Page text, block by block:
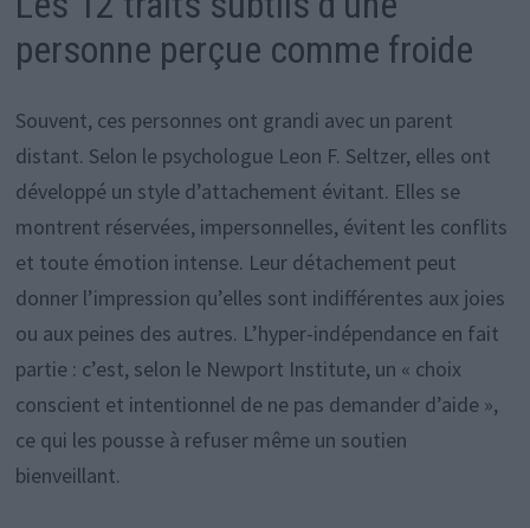
personne perçue comme froide
Souvent, ces personnes ont grandi avec un parent
distant. Selon le psychologue Leon F. Seltzer, elles ont
développé un style d’attachement évitant. Elles se
montrent réservées, impersonnelles, évitent les conflits
et toute émotion intense. Leur détachement peut
donner l’impression qu’elles sont indifférentes aux joies
ou aux peines des autres. L’hyper-indépendance en fait
partie : c’est, selon le Newport Institute, un « choix
conscient et intentionnel de ne pas demander d’aide »,
ce qui les pousse à refuser même un soutien
bienveillant.